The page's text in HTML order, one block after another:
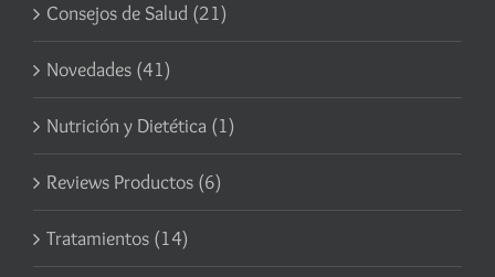
Consejos de Salud (21)
Novedades (41)
Nutrición y Dietética (1)
Reviews Productos (6)
Tratamientos (14)